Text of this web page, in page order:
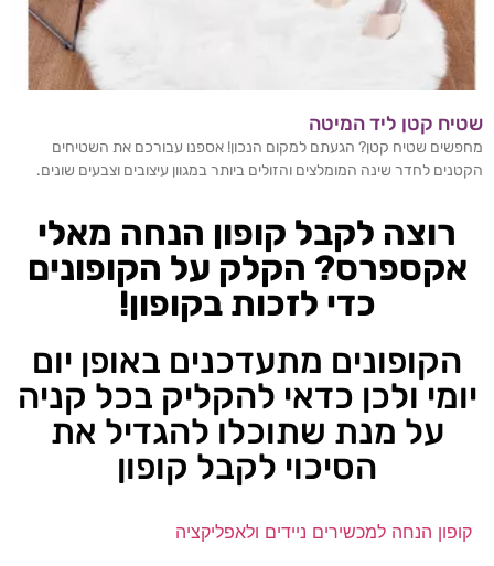
שטיח קטן ליד המיטה
מחפשים שטיח קטן? הגעתם למקום הנכון! אספנו עבורכם את השטיחים
הקטנים לחדר שינה המומלצים והזולים ביותר במגוון עיצובים וצבעים שונים.
רוצה לקבל קופון הנחה מאלי
אקספרס? הקלק על הקופונים
כדי לזכות בקופון!
הקופונים מתעדכנים באופן יום
יומי ולכן כדאי להקליק בכל קניה
על מנת שתוכלו להגדיל את
הסיכוי לקבל קופון
קופון הנחה למכשירים ניידים ולאפליקציה